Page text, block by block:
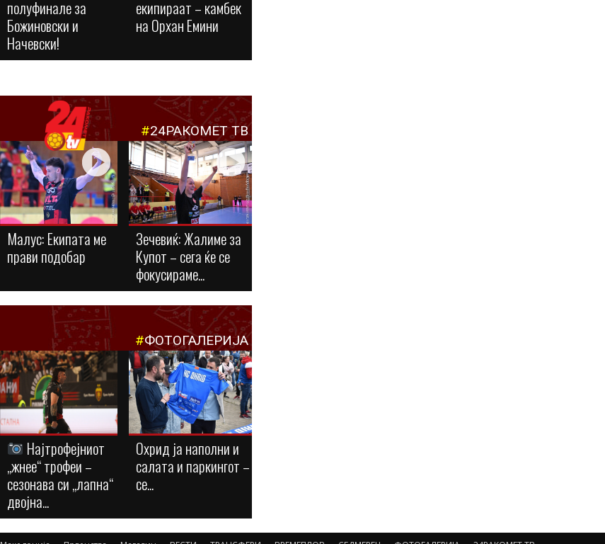
полуфинале за
Божиновски и
Начевски!
екипираат – камбек
на Орхан Емини
#24РАКОМЕТ ТВ
Малус: Eкипата ме
прави подобар
Зечевиќ: Жалиме за
Купот – сега ќе се
фокусираме...
#ФОТОГАЛЕРИЈА
Најтрофејниот
„жнее“ трофеи –
сезонава си „лапна“
двојна...
Охрид ја наполни и
салата и паркингот –
се...